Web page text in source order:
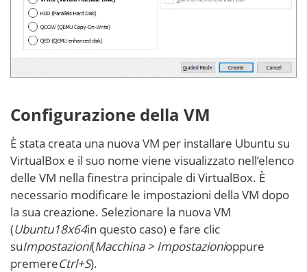
Configurazione della VM
È stata creata una nuova VM per installare Ubuntu su
VirtualBox e il suo nome viene visualizzato nell’elenco
delle VM nella finestra principale di VirtualBox. È
necessario modificare le impostazioni della VM dopo
la sua creazione. Selezionare la nuova VM
(Ubuntu18x64in questo caso) e fare clic
suImpostazioni(Macchina > Impostazionioppure
premereCtrl+S).